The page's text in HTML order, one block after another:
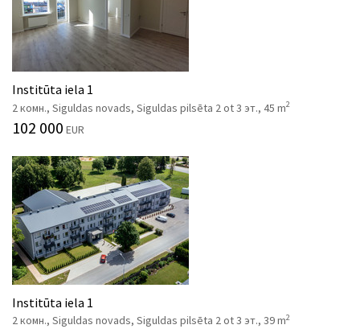
Institūta iela 1
2 комн., Siguldas novads, Siguldas pilsēta 2 ot 3 эт., 45 m2
102 000 EUR
Institūta iela 1
2 комн., Siguldas novads, Siguldas pilsēta 2 ot 3 эт., 39 m2